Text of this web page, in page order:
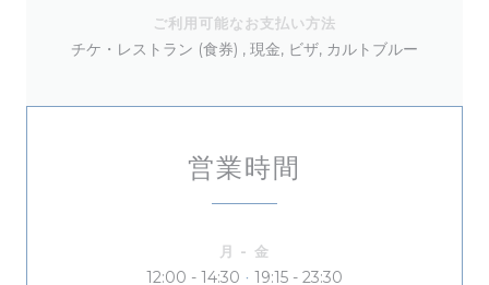
ご利用可能なお支払い方法
チケ・レストラン (食券) , 現金, ビザ, カルトブルー
営業時間
月 - 金
12:00 - 14:30 • 19:15 - 23:30